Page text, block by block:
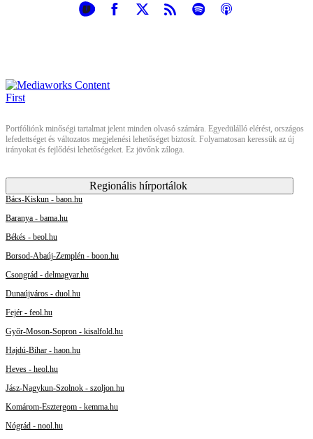
Portfóliónk minőségi tartalmat jelent minden olvasó számára. Egyedülálló elérést, országos
lefedettséget és változatos megjelenési lehetőséget biztosít. Folyamatosan keressük az új
irányokat és fejlődési lehetőségeket. Ez jövőnk záloga.
Regionális hírportálok
Bács-Kiskun - baon.hu
Baranya - bama.hu
Békés - beol.hu
Borsod-Abaúj-Zemplén - boon.hu
Csongrád - delmagyar.hu
Dunaújváros - duol.hu
Fejér - feol.hu
Győr-Moson-Sopron - kisalfold.hu
Hajdú-Bihar - haon.hu
Heves - heol.hu
Jász-Nagykun-Szolnok - szoljon.hu
Komárom-Esztergom - kemma.hu
Nógrád - nool.hu